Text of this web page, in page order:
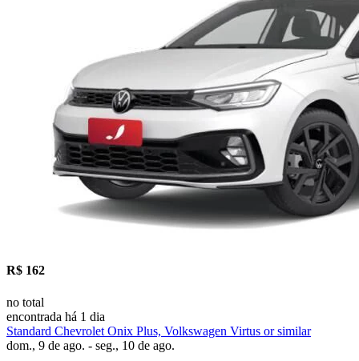
R$ 162
no total
encontrada há 1 dia
Standard Chevrolet Onix Plus, Volkswagen Virtus or similar
dom., 9 de ago. - seg., 10 de ago.